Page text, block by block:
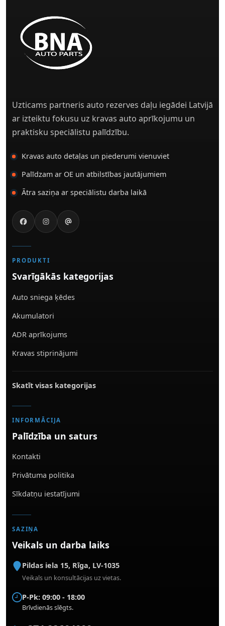
Uzticams partneris auto rezerves daļu iegādei Latvijā
ar izteiktu fokusu uz kravas auto aprīkojumu un
praktisku speciālistu palīdzību.
Kravas auto detaļas un piederumi vienuviet
Palīdzam ar OE un atbilstības jautājumiem
Ātra saziņa ar speciālistu darba laikā
PRODUKTI
Svarīgākās kategorijas
Auto sniega ķēdes
Akumulatori
ADR aprīkojums
Kravas stiprinājumi
Skatīt visas kategorijas
INFORMĀCIJA
Palīdzība un saturs
Kontakti
Privātuma politika
Sīkdatņu iestatījumi
SAZIŅA
Veikals un darba laiks
Pildas iela 15, Rīga, LV-1035
Veikals un konsultācijas uz vietas.
P-Pk: 09:00 - 18:00
Brīvdienās slēgts.